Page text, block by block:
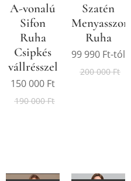
A-vonalú
Sifon
Ruha
Csipkés
vállrésszel
150 000 Ft
190 000Ft
Szatén
Ruha
99 990 Ft-tól
200 000Ft